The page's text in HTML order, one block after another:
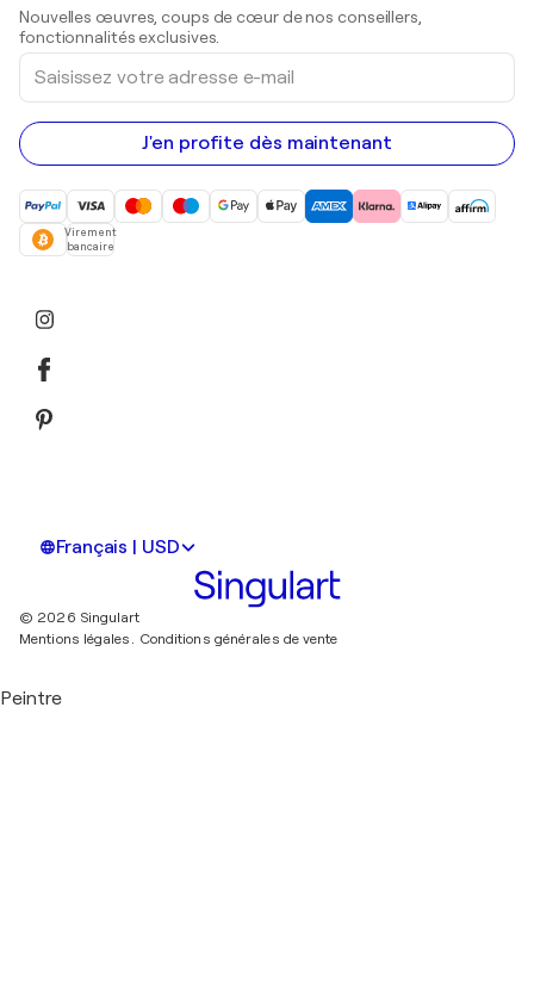
Peintures acryliques
Nouvelles œuvres, coups de cœur de nos conseillers,
fonctionnalités exclusives.
Saisissez
votre
adresse
e-
mail
J'en profite dès maintenant
Virement
bancaire
Français | USD
© 2026 Singulart
Mentions légales.
Conditions générales de vente
Peintre